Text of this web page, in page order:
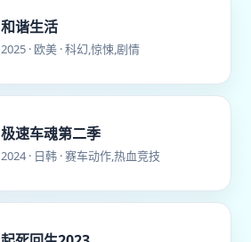
和谐生活
2025 · 欧美 · 科幻,惊悚,剧情
极速车魂第二季
2024 · 日韩 · 赛车动作,热血竞技